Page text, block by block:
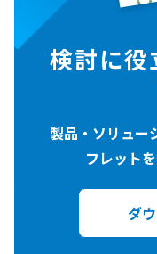
検討に役
製品・ソリュー
フレット
ダ